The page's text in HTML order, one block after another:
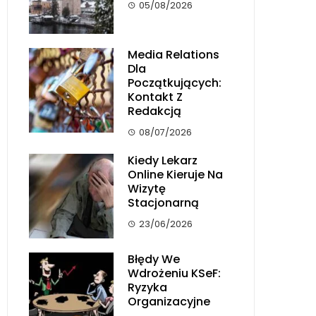
05/08/2026
Media Relations
Dla
Początkujących:
Kontakt Z
Redakcją
08/07/2026
Kiedy Lekarz
Online Kieruje Na
Wizytę
Stacjonarną
23/06/2026
Błędy We
Wdrożeniu KSeF:
Ryzyka
Organizacyjne